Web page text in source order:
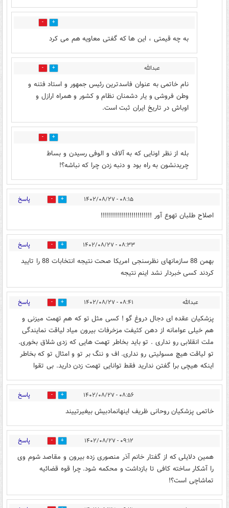
5
به چه قیمتی ، این ها که گفتی معاویه هم می کرد
عبدالله 9
نام خاتمی به عنوان فاسدترین رئیس جمهور و استاد فتنه و
وطن فروشی و یار دشمنان نظام و کشور و همراه ارازل و
اوباش در تاریخ ایران ثبت است.
8
بله از نظر اونایی که به آلاف و الوفی رسیدن و بساط
چریدنشون به راه بود و دنبه زدن چرا که نباشه؟!
۰۸:۱۵ - ۱۴۰۲/۰۸/۲۷ 10 پاسخ
اصلاح طلبان تهوع آور !!!!!!!!!!!!!!!!!!!!!!!!!
۰۸:۳۳ - ۱۴۰۲/۰۸/۲۷ 8 پاسخ
بهمن 88 سازمانهای نظرسنجی امریکا صحت نتیجه انتخابات 88 را تایید
کردند کسی خبردار نشد اینم نتیجه
عبدالله ۰۸:۴۱ - ۱۴۰۲/۰۸/۲۷ 28 پاسخ
پزشکیان عقده ای دجال دروغ گو ! کسی مثل تو که هم تهمت میزنی و
هم خیلی عوامانه از دهن کثیفت مزخرفات بیرون میاد لیاقت نمایندگی
ملت انقلابی رو نداری . تو باید بخاطر تهمت هایی که زدی شلاق بخوری.
تو لیاقت هیچ مسولیتی رو نداری. اف و ننگ بر تو و امثال تو که بخاطر
اینکه هیچی برا گفتن ندارید فقط توانایی تهمت زدن دارید. بی تقوا
۰۸:۵۶ - ۱۴۰۲/۰۸/۲۷ 9 پاسخ
خاتمی پزشکیان روحانی ظریف اینهانمادبیش بیغیرتییند
۰۹:۱۲ - ۱۴۰۲/۰۸/۲۷ 11 پاسخ
همین دلایلی که از گفتار خانم آذر منصوری زده بیرون و مقاصد شوم وی
را آشکار ساخته کافی تا بازداشت و محکمه شود. چرا قوه قضائیه
تماشاچی است؟!